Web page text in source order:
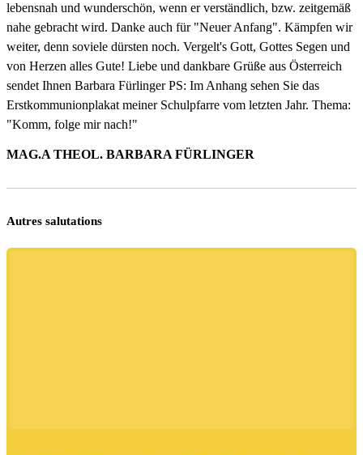
lebensnah und wunderschön, wenn er verständlich, bzw. zeitgemäß
nahe gebracht wird. Danke auch für "Neuer Anfang". Kämpfen wir
weiter, denn soviele dürsten noch. Vergelt's Gott, Gottes Segen und
von Herzen alles Gute! Liebe und dankbare Grüße aus Österreich
sendet Ihnen Barbara Fürlinger PS: Im Anhang sehen Sie das
Erstkommunionplakat meiner Schulpfarre vom letzten Jahr. Thema:
"Komm, folge mir nach!"
MAG.A THEOL. BARBARA FÜRLINGER
Autres salutations